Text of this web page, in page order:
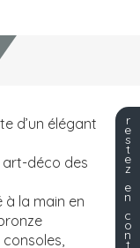
d’un élégant
art-déco des
à la main en
r
e
s
t
e
z
e
n
c
o
n
t